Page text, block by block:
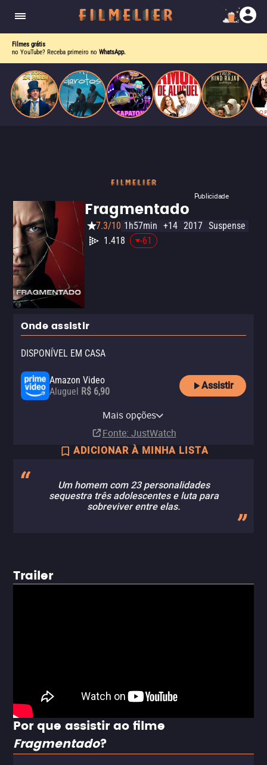
Filmes grátis
no YouTube? Receba primeiro no WhatsApp.
Publicidade
Fragmentado
7.3/10 1h57min +14 2017 Suspense
1.418
-61
Onde assistir
DISPONÍVEL EM CASA
Amazon Video
Aluguel R$ 6,90
Assistir
R$ 29,90
R$ 6,90Mais opções
Fonte: JustWatch
ADICIONAR À MINHA LISTA
Um homem com 23 personalidades
sequestra três adolescentes e luta para
sobreviver entre elas.
Trailer
Por que assistir ao filme
Fragmentado?
Paris
obras-primas, participa de festas e busca romance